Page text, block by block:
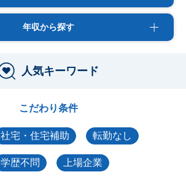
年収から探す
人気キーワード
こだわり条件
社宅・住宅補助 転勤なし
学歴不問 上場企業